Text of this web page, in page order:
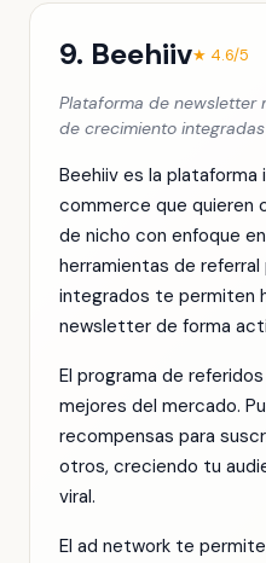
9. Beehiiv★ 4.6/5
Plataforma de newsletter
de crecimiento integradas
Beehiiv es la
commerce que quieren
de nicho con enfoque
herramientas de
integrados te permiten
newsletter de forma
El programa de
mejores del mercado.
recompensas para
otros, creciendo tu
viral.
El ad network te